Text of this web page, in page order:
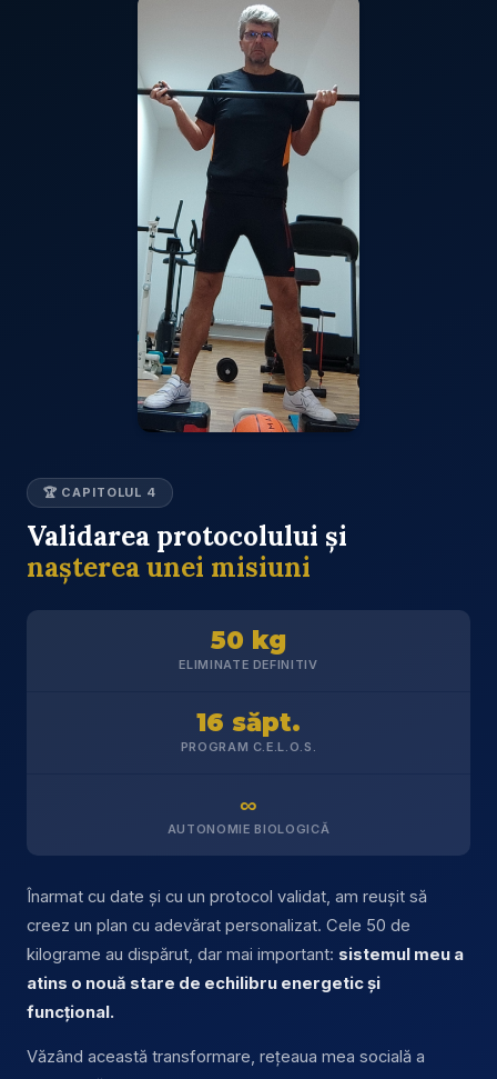
🏆 CAPITOLUL 4
Validarea protocolului și
nașterea unei misiuni
50 kg
ELIMINATE DEFINITIV
16 săpt.
PROGRAM C.E.L.O.S.
∞
AUTONOMIE BIOLOGICĂ
Înarmat cu date și cu un protocol validat, am reușit să
creez un plan cu adevărat personalizat. Cele 50 de
kilograme au dispărut, dar mai important: sistemul meu a
atins o nouă stare de echilibru energetic și
funcțional.
Văzând această transformare, rețeaua mea socială a